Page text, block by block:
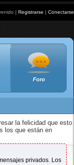
| Registrarse | Conectarse
Foro
la felicidad que esto
los que están en
privados. Los